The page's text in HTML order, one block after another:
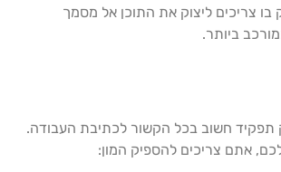
בו צריכים ליצוק את התוכן אל מסמך
ביותר.
תפקיד חשוב בכל הקשור לכתיבת העבודה.
אתם צריכים להספיק המון: